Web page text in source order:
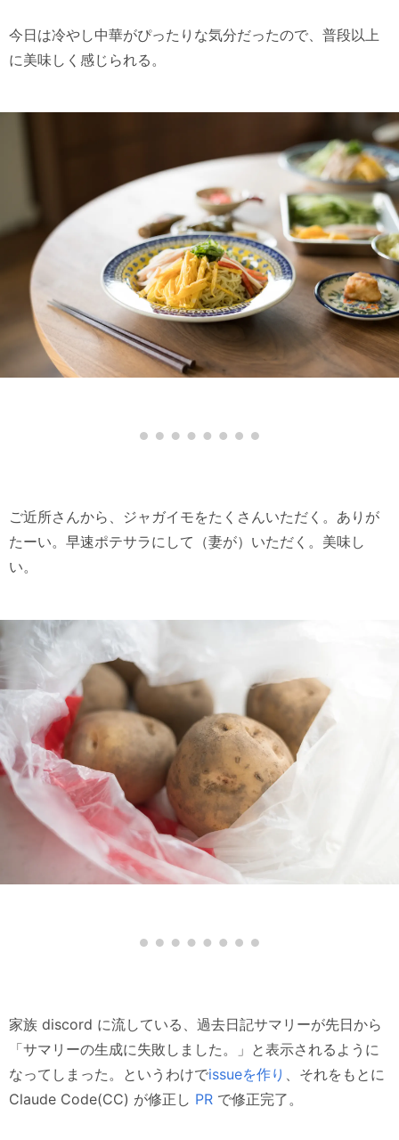
今日は冷やし中華がぴったりな気分だったので、普段以上
に美味しく感じられる。
ご近所さんから、ジャガイモをたくさんいただく。ありが
たーい。早速ポテサラにして（妻が）いただく。美味し
い。
家族 discord に流している、過去日記サマリーが先日から
「サマリーの生成に失敗しました。」と表示されるように
なってしまった。というわけでissueを作り 、それをもとに
Claude Code(CC) が修正し PR で修正完了。